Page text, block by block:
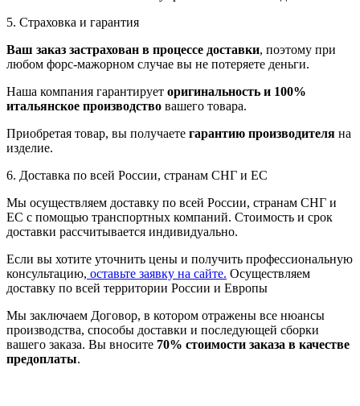
5. Страховка и гарантия
Ваш заказ застрахован в процессе доставки, поэтому при
любом форс-мажорном случае вы не потеряете деньги.
Наша компания гарантирует оригинальность и 100%
итальянское производство вашего товара.
Приобретая товар, вы получаете гарантию производителя на
изделие.
6. Доставка по всей России, странам СНГ и ЕС
Мы осуществляем доставку по всей России, странам СНГ и
ЕС с помощью транспортных компаний. Стоимость и срок
доставки рассчитывается индивидуально.
Если вы хотите уточнить цены и получить профессиональную
консультацию, оставьте заявку на сайте. Осуществляем
доставку по всей территории России и Европы
Мы заключаем Договор, в котором отражены все нюансы
производства, способы доставки и последующей сборки
вашего заказа. Вы вносите 70% стоимости заказа в качестве
предоплаты.